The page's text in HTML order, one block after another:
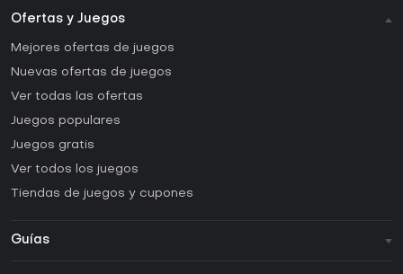
Ofertas y Juegos
Mejores ofertas de juegos
Nuevas ofertas de juegos
Ver todas las ofertas
Juegos populares
Juegos gratis
Ver todos los juegos
Tiendas de juegos y cupones
Guías